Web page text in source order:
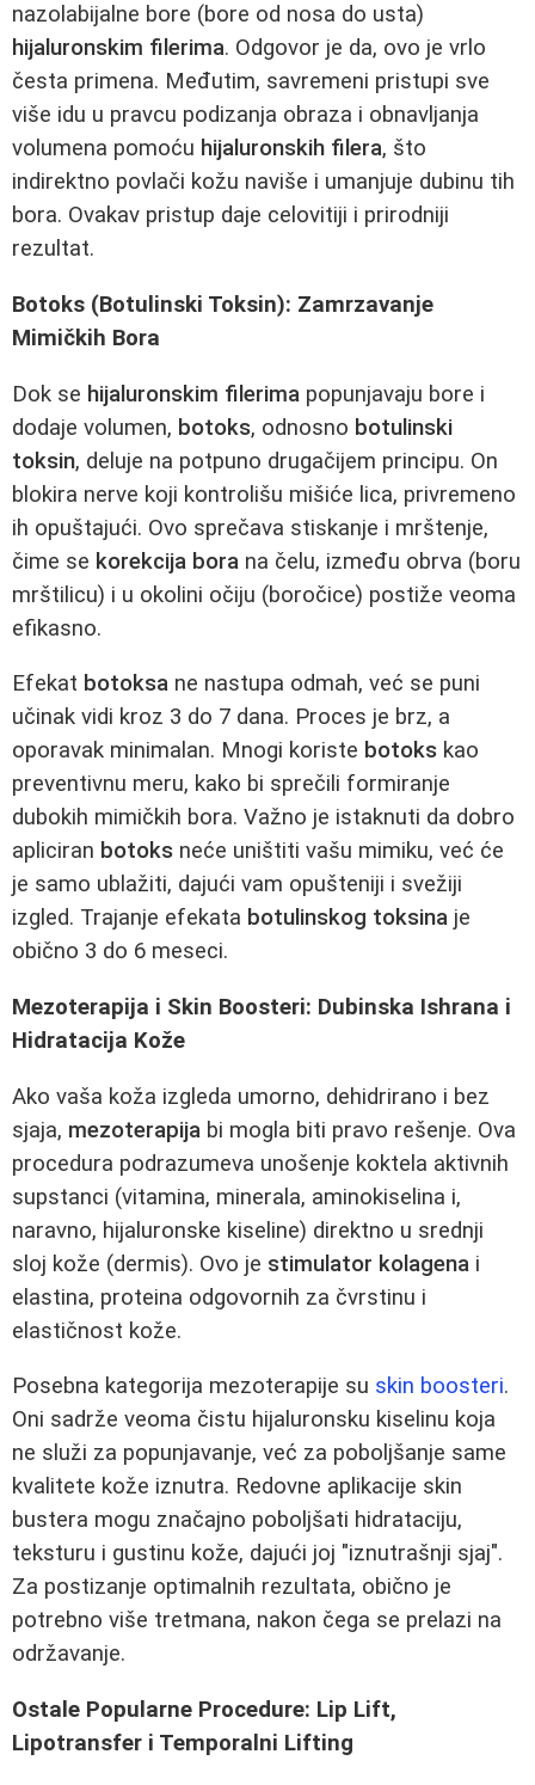
nazolabijalne bore (bore od nosa do usta)
hijaluronskim filerima. Odgovor je da, ovo je vrlo
česta primena. Međutim, savremeni pristupi sve
više idu u pravcu podizanja obraza i obnavljanja
volumena pomoću hijaluronskih filera, što
indirektno povlači kožu naviše i umanjuje dubinu tih
bora. Ovakav pristup daje celovitiji i prirodniji
rezultat.
Botoks (Botulinski Toksin): Zamrzavanje
Mimičkih Bora
Dok se hijaluronskim filerima popunjavaju bore i
dodaje volumen, botoks, odnosno botulinski
toksin, deluje na potpuno drugačijem principu. On
blokira nerve koji kontrolišu mišiće lica, privremeno
ih opuštajući. Ovo sprečava stiskanje i mrštenje,
čime se korekcija bora na čelu, između obrva (boru
mrštilicu) i u okolini očiju (boročice) postiže veoma
efikasno.
Efekat botoksa ne nastupa odmah, već se puni
učinak vidi kroz 3 do 7 dana. Proces je brz, a
oporavak minimalan. Mnogi koriste botoks kao
preventivnu meru, kako bi sprečili formiranje
dubokih mimičkih bora. Važno je istaknuti da dobro
apliciran botoks neće uništiti vašu mimiku, već će
je samo ublažiti, dajući vam opušteniji i svežiji
izgled. Trajanje efekata botulinskog toksina je
obično 3 do 6 meseci.
Mezoterapija i Skin Boosteri: Dubinska Ishrana i
Hidratacija Kože
Ako vaša koža izgleda umorno, dehidrirano i bez
sjaja, mezoterapija bi mogla biti pravo rešenje. Ova
procedura podrazumeva unošenje koktela aktivnih
supstanci (vitamina, minerala, aminokiselina i,
naravno, hijaluronske kiseline) direktno u srednji
sloj kože (dermis). Ovo je stimulator kolagena i
elastina, proteina odgovornih za čvrstinu i
elastičnost kože.
Posebna kategorija mezoterapije su skin boosteri.
Oni sadrže veoma čistu hijaluronsku kiselinu koja
ne služi za popunjavanje, već za poboljšanje same
kvalitete kože iznutra. Redovne aplikacije skin
bustera mogu značajno poboljšati hidrataciju,
teksturu i gustinu kože, dajući joj "iznutrašnji sjaj".
Za postizanje optimalnih rezultata, obično je
potrebno više tretmana, nakon čega se prelazi na
održavanje.
Ostale Popularne Procedure: Lip Lift,
Lipotransfer i Temporalni Lifting